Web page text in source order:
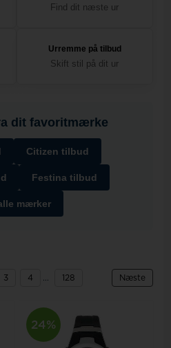
Find dit næste ur
Urremme på tilbud
Skift stil på dit ur
dit favoritmærke
Citizen tilbud
Festina tilbud
mærker
3 4 128 Næste
24%